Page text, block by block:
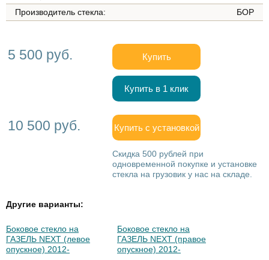
Производитель стекла:
БОР
5 500 руб. Купить
Купить в 1 клик
10 500 руб. Купить с установкой
Скидка 500 рублей при
одновременной покупке и установке
стекла на грузовик у нас на складе.
Другие варианты:
Боковое стекло на
ГАЗЕЛЬ NEXT (левое
опускное) 2012-
Боковое стекло на
ГАЗЕЛЬ NEXT (правое
опускное) 2012-